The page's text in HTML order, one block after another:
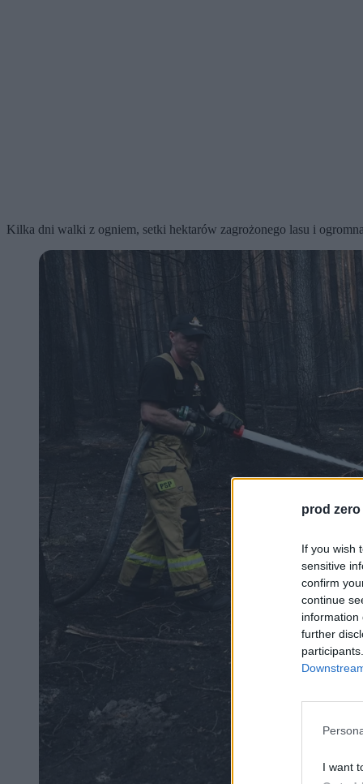
prod zero
If you wish
sensitive
confirm
continue
information
further
I want
Kilka dni walki z ogniem, setki hektarów zagrożonego lasu i